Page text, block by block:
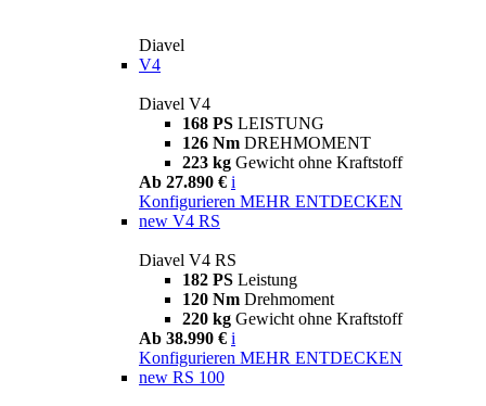
Diavel
V4
Diavel V4
168 PS LEISTUNG
126 Nm DREHMOMENT
223 kg Gewicht ohne Kraftstoff
Ab 27.890 € i
Konfigurieren MEHR ENTDECKEN
new V4 RS
Diavel V4 RS
182 PS Leistung
120 Nm Drehmoment
220 kg Gewicht ohne Kraftstoff
Ab 38.990 € i
Konfigurieren MEHR ENTDECKEN
new RS 100